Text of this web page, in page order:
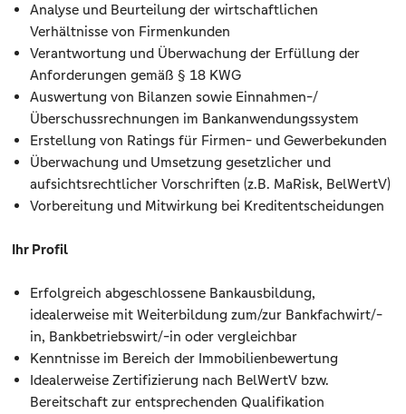
Analyse und Beurteilung der wirtschaftlichen
Verhältnisse von Firmenkunden
Verantwortung und Überwachung der Erfüllung der
Anforderungen gemäß § 18 KWG
Auswertung von Bilanzen sowie Einnahmen-/
Überschussrechnungen im Bankanwendungssystem
Erstellung von Ratings für Firmen- und Gewerbekunden
Überwachung und Umsetzung gesetzlicher und
aufsichtsrechtlicher Vorschriften (z.B. MaRisk, BelWertV)
Vorbereitung und Mitwirkung bei Kreditentscheidungen
Ihr Profil
Erfolgreich abgeschlossene Bankausbildung,
idealerweise mit Weiterbildung zum/zur Bankfachwirt/-
in, Bankbetriebswirt/-in oder vergleichbar
Kenntnisse im Bereich der Immobilienbewertung
Idealerweise Zertifizierung nach BelWertV bzw.
Bereitschaft zur entsprechenden Qualifikation